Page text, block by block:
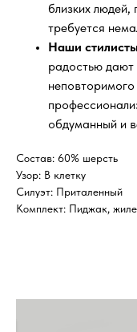
близких
требуется
Наши
радостью дают
обдуманный и
Состав: 60% шерсть
Узор: В клетку
Силуэт: Приталенный
Комплект: Пиджак,